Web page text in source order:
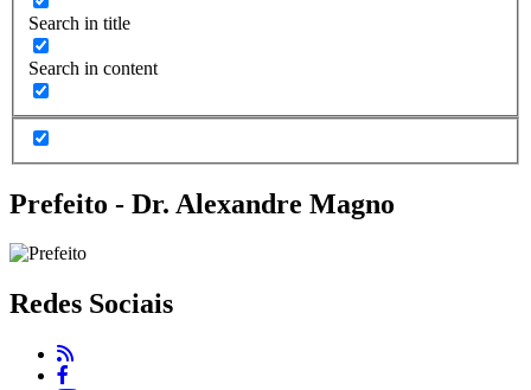
Search in title
Search in content
Prefeito - Dr. Alexandre Magno
Redes Sociais